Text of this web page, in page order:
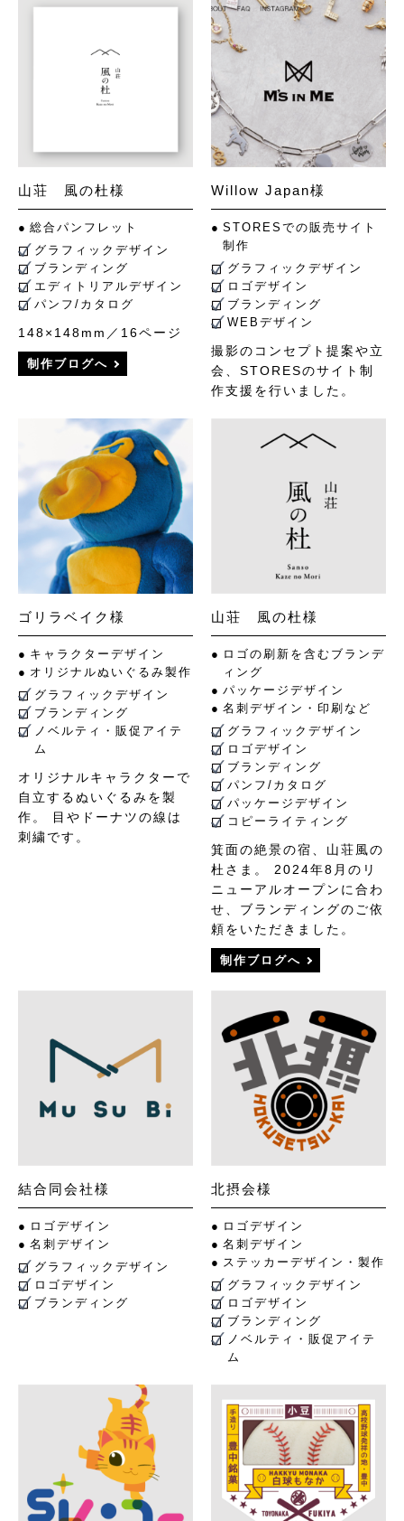
山荘 風の杜様
総合パンフレット
グラフィックデザイン
ブランディング
エディトリアルデザイン
パンフ/カタログ
148×148mm／16ページ
制作ブログへ
Willow Japan様
STORESでの販売サイト
制作
グラフィックデザイン
ロゴデザイン
ブランディング
WEBデザイン
撮影のコンセプト提案や立
会、STORESのサイト制
作支援を行いました。
ゴリラベイク様
キャラクターデザイン
オリジナルぬいぐるみ製作
グラフィックデザイン
ブランディング
ノベルティ・販促アイテ
ム
オリジナルキャラクターで
自立するぬいぐるみを製
作。 目やドーナツの線は
刺繍です。
山荘 風の杜様
ロゴの刷新を含むブランデ
ィング
パッケージデザイン
名刺デザイン・印刷など
グラフィックデザイン
ロゴデザイン
ブランディング
パンフ/カタログ
パッケージデザイン
コピーライティング
箕面の絶景の宿、山荘風の
杜さま。 2024年8月のリ
ニューアルオープンに合わ
せ、ブランディングのご依
頼をいただきました。
制作ブログへ
結合同会社様
ロゴデザイン
名刺デザイン
グラフィックデザイン
ロゴデザイン
ブランディング
北摂会様
ロゴデザイン
名刺デザイン
ステッカーデザイン・製作
グラフィックデザイン
ロゴデザイン
ブランディング
ノベルティ・販促アイテ
ム